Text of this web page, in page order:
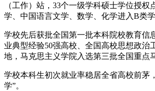
（工作）站，33个一级学科硕士学位授
学、中国语言文学、数学、化学进入B类学
学校先后获批全国第一批本科院校教育信
业典型经验50强高校、全国高校思想政治
地，马克思主义学院入选第三批全国重点
学校本科生初次就业率稳居全省高校前茅
学”。